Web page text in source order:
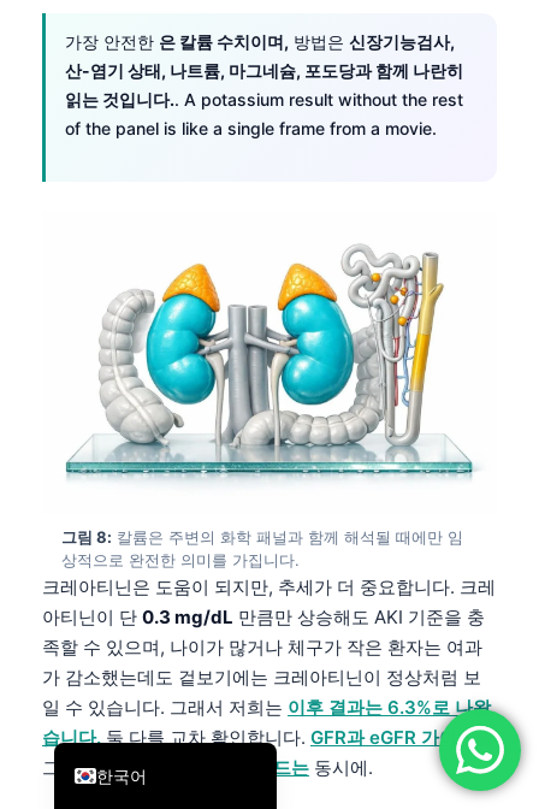
가장 안전한 은 칼륨 수치이며, 방법은 신장기능검사,
산-염기 상태, 나트륨, 마그네슘, 포도당과 함께 나란히
읽는 것입니다.. A potassium result without the rest
of the panel is like a single frame from a movie.
그림 8: 칼륨은 주변의 화학 패널과 함께 해석될 때에만 임
상적으로 완전한 의미를 가집니다.
크레아티닌은 도움이 되지만, 추세가 더 중요합니다. 크레
아티닌이 단 0.3 mg/dL 만큼만 상승해도 AKI 기준을 충
족할 수 있으며, 나이가 많거나 체구가 작은 환자는 여과
가 감소했는데도 겉보기에는 크레아티닌이 정상처럼 보
일 수 있습니다. 그래서 저희는 이후 결과는 6.3%로 나왔
습니다.둘 다를 교차 확인합니다. GFR과 eGFR 가이드를
그리고크레아티닌 범위 가이드는 동시에.
한국어
English
Deutsch
العربية
Français
עִבְרִית
Italiano
Português
Ελληνικά
Türkçe
Română
简体中文
Nederlands
हिन्दी
Bahasa Indonesia